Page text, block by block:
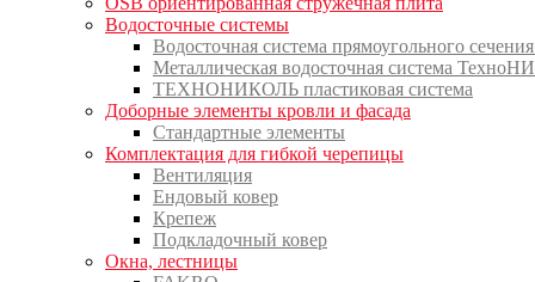
Водосточные системы
Водосточная система прямоугольного
Металлическая водосточная система
ТЕХНОНИКОЛЬ пластиковая система
Доборные элементы кровли и фасада
Стандартные элементы
Комплектация для гибкой черепицы
Вентиляция
Ендовый ковер
Крепеж
Подкладочный ковер
Окна, лестницы